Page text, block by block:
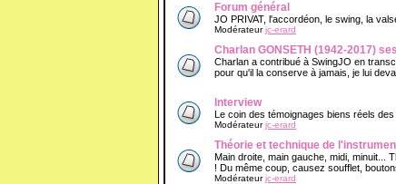
Forum général
JO PRIVAT, l'accordéon, le swing, la
Modérateurjc-erard
Charlan GONSETH (1942-2017)
Charlan a contribué à SwingJO en
pour qu'il la conserve à jamais, je lui
Interview
Le coin des témoignages biens réels
Modérateurjc-erard
Théorie et technique de
Main droite, main gauche, midi, minuit...
! Du même coup, causez soufflet,
Modérateurjc-erard